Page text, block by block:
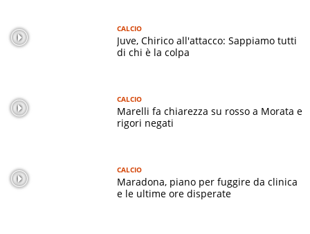
CALCIO
Juve, Chirico all'attacco: Sappiamo tutti
di chi è la colpa
CALCIO
Marelli fa chiarezza su rosso a Morata e
rigori negati
CALCIO
Maradona, piano per fuggire da clinica
e le ultime ore disperate